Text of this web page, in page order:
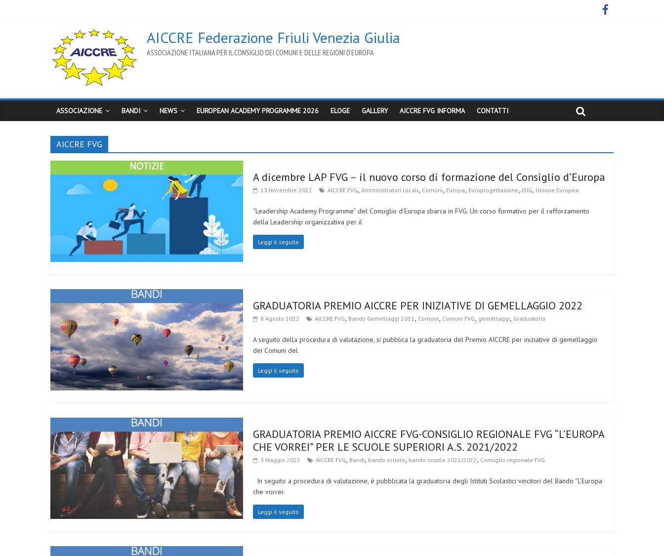
AICCRE Federazione Friuli Venezia Giulia
ASSOCIAZIONE ITALIANA PER IL CONSIGLIO DEI COMUNI E DELLE REGIONI D’EUROPA
ASSOCIAZIONE BANDI NEWS EUROPEAN ACADEMY PROGRAMME 2026 ELOGE GALLERY AICCRE FVG INFORMA CONTATTI
AICCRE FVG
A dicembre LAP FVG – il nuovo corso di formazione del Consiglio d’Europa
13 Novembre 2022 AICCRE FVG, Amministratori Locali, Comuni, Europa, Europrogettazione, ISIG, Unione Europea
“Leadership Academy Programme” del Consiglio d’Europa sbarca in FVG. Un corso formativo per il rafforzamento
della Leadership organizzativa per il
Leggi il seguito
GRADUATORIA PREMIO AICCRE PER INIZIATIVE DI GEMELLAGGIO 2022
8 Agosto 2022 AICCRE FVG, Bando Gemellaggi 2021, Comuni, Comuni FVG, gemellaggi, Graduatoria
A seguito della procedura di valutazione, si pubblica la graduatoria del Premio AICCRE per iniziative di gemellaggio
dei Comuni del
Leggi il seguito
GRADUATORIA PREMIO AICCRE FVG-CONSIGLIO REGIONALE FVG “L’EUROPA
CHE VORREI” PER LE SCUOLE SUPERIORI A.S. 2021/2022
3 Maggio 2022 AICCRE FVG, Bandi, bando scuole, bando scuole 2021/2022 , Consiglio regionale FVG
In seguito a procedura di valutazione, è pubblicata la graduatoria degli Istituti Scolastici vincitori del Bando “L’Europa
che vorrei:
Leggi il seguito